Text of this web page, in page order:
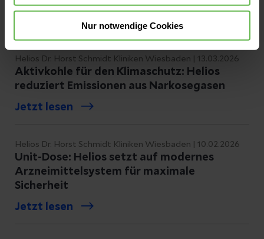
Nur notwendige Cookies
Helios Dr. Horst Schmidt Kliniken Wiesbaden | 13.03.2026
Aktivkohle für den Klimaschutz: Helios
reduziert Emissionen aus Narkosegasen
Jetzt lesen
Helios Dr. Horst Schmidt Kliniken Wiesbaden | 10.02.2026
Unit-Dose: Helios setzt auf modernes
Arzneimittelsystem für maximale
Sicherheit
Jetzt lesen